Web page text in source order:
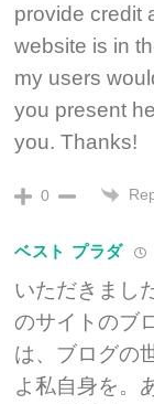
provide credit
website is in
my users
you present
you. Thanks!
0
ベスト プラダ
いただきまし
のサイトのブ
は、ブログの
よ私自身を。